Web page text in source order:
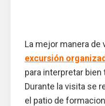
La mejor manera de
excursión
para interpretar bien
Durante la visita se
el patio de